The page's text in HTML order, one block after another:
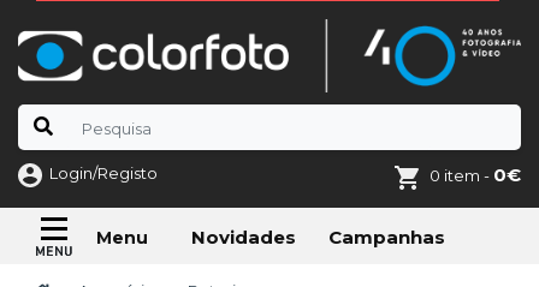
Login/Registo 0 item - 0€
Menu Novidades Campanhas